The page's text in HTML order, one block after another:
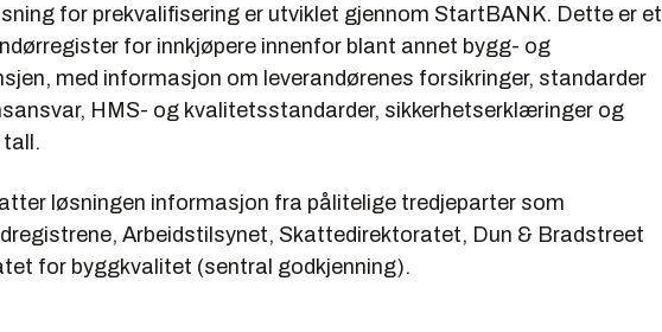
for prekvalifisering er utviklet gjennom StartBANK. Dette er et
for innkjøpere innenfor blant annet bygg- og
med informasjon om leverandørenes forsikringer, standarder
HMS- og kvalitetsstandarder, sikkerhetserklæringer og
tall.
løsningen informasjon fra pålitelige tredjeparter som
Arbeidstilsynet, Skattedirektoratet, Dun & Bradstreet
for byggkvalitet (sentral godkjenning).